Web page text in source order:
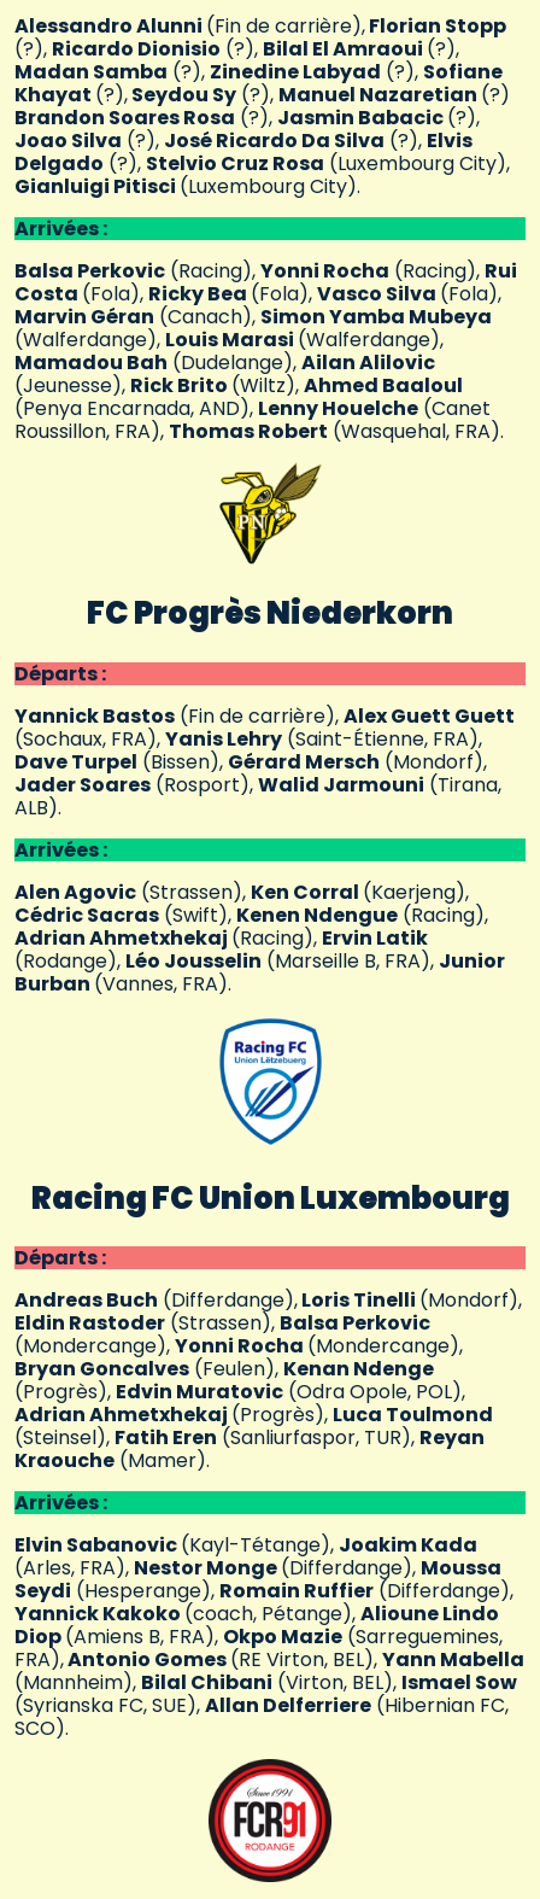
Alessandro Alunni (Fin de carrière),Florian Stopp
(?), Ricardo Dionisio (?), Bilal El Amraoui (?),
Madan Samba (?), Zinedine Labyad (?), Sofiane
Khayat (?),Seydou Sy (?), Manuel Nazaretian (?)
Brandon Soares Rosa (?), Jasmin Babacic(?),
Joao Silva (?), José Ricardo Da Silva (?), Elvis
Delgado (?), Stelvio Cruz Rosa (Luxembourg City),
Gianluigi Pitisci (Luxembourg City).
Arrivées :
Balsa Perkovic (Racing),Yonni Rocha (Racing), Rui
Costa (Fola), Ricky Bea (Fola),Vasco Silva (Fola),
Marvin Géran (Canach), Simon Yamba Mubeya
(Walferdange), Louis Marasi (Walferdange),
Mamadou Bah (Dudelange),Ailan Alilovic
(Jeunesse), Rick Brito (Wiltz),Ahmed Baaloul
(Penya Encarnada, AND), Lenny Houelche (Canet
Roussillon, FRA), Thomas Robert (Wasquehal, FRA).
FC Progrès Niederkorn
Départs :
Yannick Bastos (Fin de carrière),Alex Guett Guett
(Sochaux, FRA),Yanis Lehry (Saint-Étienne, FRA),
Dave Turpel (Bissen), Gérard Mersch (Mondorf),
Jader Soares (Rosport),Walid Jarmouni (Tirana,
ALB).
Arrivées :
Alen Agovic (Strassen), Ken Corral (Kaerjeng),
Cédric Sacras (Swift), Kenen Ndengue (Racing),
Adrian Ahmetxhekaj (Racing), Ervin Latik
(Rodange), Léo Jousselin (Marseille B, FRA), Junior
Burban (Vannes, FRA).
Racing FC Union Luxembourg
Départs :
Andreas Buch (Differdange),Loris Tinelli (Mondorf),
Eldin Rastoder (Strassen), Balsa Perkovic
(Mondercange),Yonni Rocha (Mondercange),
Bryan Goncalves (Feulen), Kenan Ndenge
(Progrès), Edvin Muratovic (Odra Opole, POL),
Adrian Ahmetxhekaj (Progrès), Luca Toulmond
(Steinsel), Fatih Eren (Sanliurfaspor, TUR), Reyan
Kraouche (Mamer).
Arrivées :
Elvin Sabanovic(Kayl-Tétange), Joakim Kada
(Arles, FRA), Nestor Monge(Differdange), Moussa
Seydi (Hesperange), Romain Ruffier (Differdange),
Yannick Kakoko (coach, Pétange),Alioune Lindo
Diop(Amiens B, FRA), Okpo Mazie (Sarreguemines,
FRA),Antonio Gomes(RE Virton, BEL),Yann Mabella
(Mannheim), Bilal Chibani (Virton, BEL), Ismael Sow
(Syrianska FC, SUE),Allan Delferriere (Hibernian FC,
SCO).